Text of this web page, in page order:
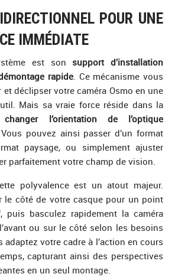
POUR UNE
IMMÉDIATE
est son support d’installation
rapide . Ce mécanisme vous
et déclipser votre caméra Osmo en une
Mais sa vraie force réside dans la
changer l’orientation de l’optique
pouvez ainsi passer d’un format
paysage, ou simplement ajuster
parfaitement votre champ de vision.
polyvalence est un atout majeur.
le côté de votre casque pour un point
puis basculez rapidement la caméra
ou sur le côté selon les besoins
adaptez votre cadre à l’action en cours
capturant ainsi des perspectives
en un seul montage.